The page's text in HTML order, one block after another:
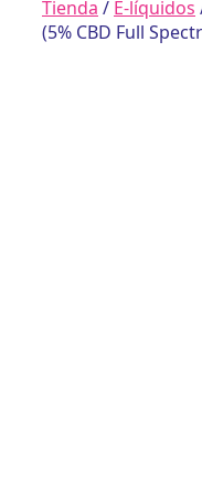
Tienda / E-líquidos
(5% CBD Full